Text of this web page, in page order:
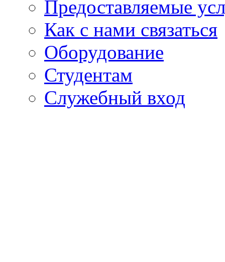
Предоставляемые
Как с нами связаться
Оборудование
Студентам
Служебный вход